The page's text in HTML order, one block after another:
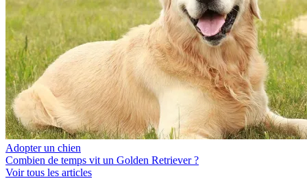
Adopter un chien
Combien de temps vit un Golden Retriever ?
Voir tous les articles